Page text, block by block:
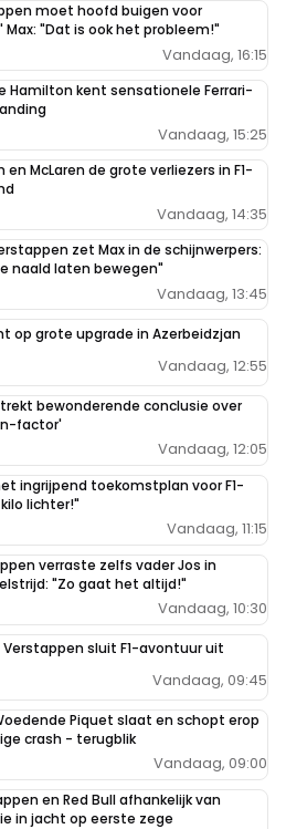
moet hoofd buigen voor
Max: "Dat is ook het probleem!"
Vandaag, 16:15
Hamilton kent sensationele Ferrari-
Vandaag, 15:25
en McLaren de grote verliezers in F1-
Vandaag, 14:35
zet Max in de schijnwerpers:
naald laten bewegen"
Vandaag, 13:45
op grote upgrade in Azerbeidzjan
Vandaag, 12:55
bewonderende conclusie over
factor'
Vandaag, 12:05
ingrijpend toekomstplan voor F1-
lichter!"
Vandaag, 11:15
verraste zelfs vader Jos in
"Zo gaat het altijd!"
Vandaag, 10:30
sluit F1-avontuur uit
Vandaag, 09:45
Piquet slaat en schopt erop
crash - terugblik
Vandaag, 09:00
en Red Bull afhankelijk van
in jacht op eerste zege